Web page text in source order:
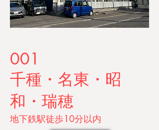
001
千種・名東・昭
和・瑞穂
​地下鉄駅徒歩10分以内